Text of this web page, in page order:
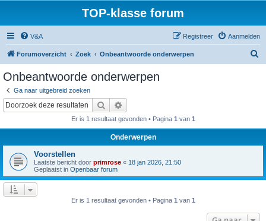
TOP-klasse forum
V&A Aanmelden
Registreer
Forumoverzicht Zoek Onbeantwoorde onderwerpen
Onbeantwoorde onderwerpen
Ga naar uitgebreid zoeken
Zoek
Er is 1 resultaat gevonden • Pagina 1 van 1
Onderwerpen
Voorstellen
Laatste bericht door primrose « 18 jan 2026, 21:50
Geplaatst in Openbaar forum
Er is 1 resultaat gevonden • Pagina 1 van 1